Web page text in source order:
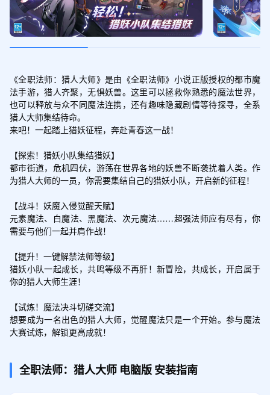
《全职法师：猎人大师》是由《全职法师》小说正版授权的都市魔
法手游，猎人齐聚，无惧妖兽。这里可以拯救你熟悉的魔法世界，
也可以释放与众不同魔法连携，还有趣味隐藏剧情等待探寻，全系
猎人大师集结待命。
来吧！一起踏上猎妖征程，奔赴青春这一战！
【探索！猎妖小队集结猎妖】
都市街道，危机四伏，游荡在世界各地的妖兽不断袭扰着人类。作
为猎人大师的一员，你需要集结自己的猎妖小队，开启新的征程！
【战斗！妖魔入侵觉醒天赋】
元素魔法、白魔法、黑魔法、次元魔法……超强法师应有尽有，你
需要与他们一起并肩作战！
【提升！一键解禁法师等级】
猎妖小队一起成长，共鸣等级不再肝！新冒险，共成长，开启属于
你的猎人大师生涯！
【试炼！魔法决斗切磋交流】
想要成为一名出色的猎人大师，觉醒魔法只是一个开始。参与魔法
大赛试炼，解锁更高成就！
全职法师：猎人大师 电脑版 安装指南